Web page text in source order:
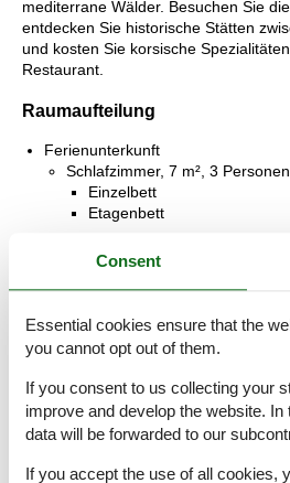
mediterrane Wälder. Besuchen Sie
entdecken Sie historische Stätten
und kosten Sie korsische
Restaurant.
Raumaufteilung
Ferienunterkunft
Schlafzimmer, 7 m², 3 Personen
Einzelbett
Etagenbett
Schlafzimmer, 6 m², 2 Personen
Badezimmer, 2 m²
Warmes und kaltes Wasser,
Esszimmer, 7 m²
Toilette, 1 m²
WC ohne Waschbecken
Terrasse, 7 m²
Consent
Essential cookies ensure that the
you cannot opt out of them.
If you consent to us collecting your
improve and develop the website.
data will be forwarded to our
If you accept the use of all cookies,